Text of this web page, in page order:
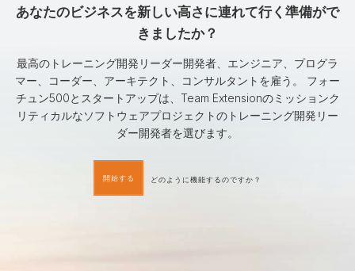
あなたのビジネスを新しい高さに連れて行く準備がで
きましたか？
最高のトレーニング開発リーダー開発者、エンジニア、プログラ
マー、コーダー、アーキテクト、コンサルタントを雇う。 フォー
チュン500とスタートアップは、Team Extensionのミッションク
リティカルなソフトウェアプロジェクトのトレーニング開発リー
ダー開発者を選びます。
開始する どのように機能するのですか？